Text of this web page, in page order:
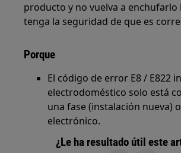
producto y no vuelva a enchufarlo
tenga la seguridad de que es
Porque
El código de error E8 / E822
electrodoméstico solo está
una fase (instalación nueva)
electrónico.
¿Le ha resultado útil este